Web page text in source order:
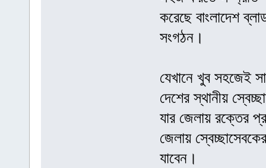
করেছে বাংলাদেশ
সংগঠন।
যেখানে খুব সহজেই
দেশের স্থানীয়
যার জেলায় রক্তের
জেলায়
যাবেন।